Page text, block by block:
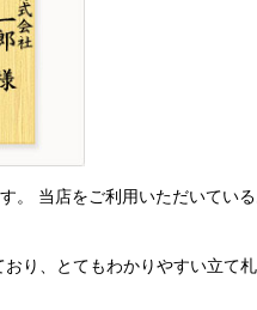
。 当店をご利用いただいてい
り、とてもわかりやすい立て